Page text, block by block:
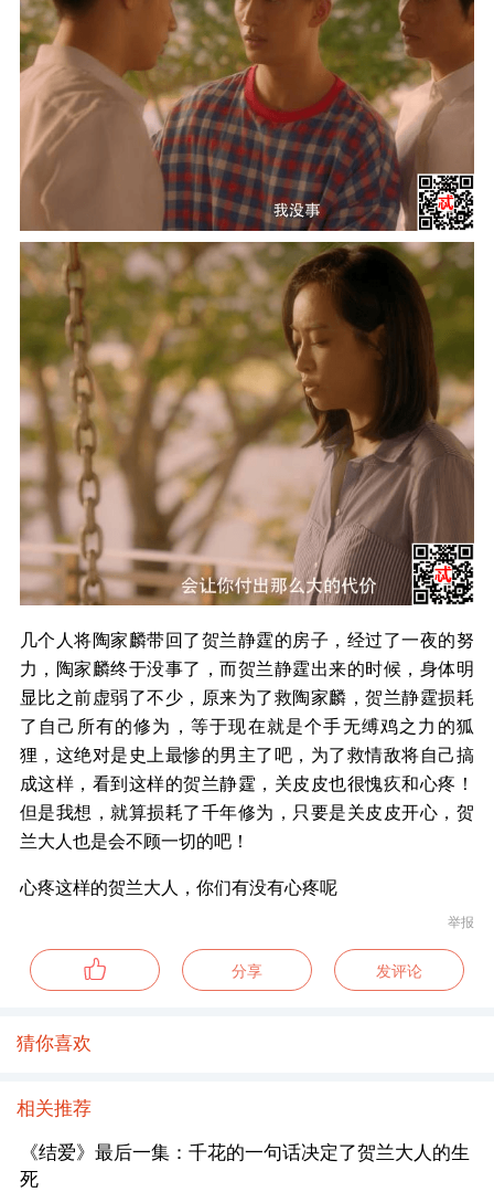
几个人将陶家麟带回了贺兰静霆的房子，经过了一夜的努
力，陶家麟终于没事了，而贺兰静霆出来的时候，身体明
显比之前虚弱了不少，原来为了救陶家麟，贺兰静霆损耗
了自己所有的修为，等于现在就是个手无缚鸡之力的狐
狸，这绝对是史上最惨的男主了吧，为了救情敌将自己搞
成这样，看到这样的贺兰静霆，关皮皮也很愧疚和心疼！
但是我想，就算损耗了千年修为，只要是关皮皮开心，贺
兰大人也是会不顾一切的吧！
心疼这样的贺兰大人，你们有没有心疼呢
举报
分享 发评论
猜你喜欢
相关推荐
《结爱》最后一集：千花的一句话决定了贺兰大人的生
死